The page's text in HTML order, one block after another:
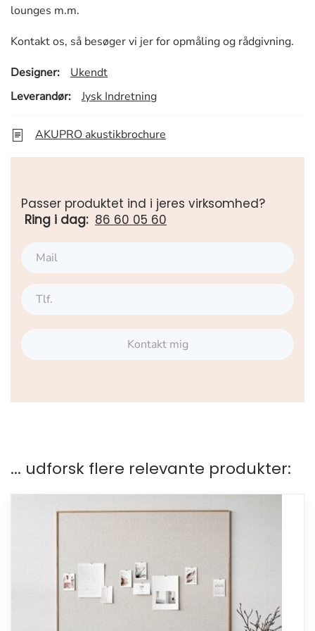
lounges m.m.
Kontakt os, så besøger vi jer for opmåling og rådgivning.
Designer:
Ukendt
Leverandør:
Jysk Indretning
AKUPRO akustikbrochure
Passer produktet ind i jeres virksomhed?
Ring i dag: 86 60 05 60
Kontakt mig
... udforsk flere relevante produkter: